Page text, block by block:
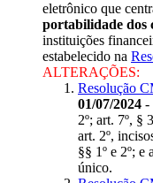
eletrônico que
portabilidade dos
instituições
estabelecido na
ALTERAÇÕES:
Resolução
01/07/2024 -
2º; art. 7º, §
art. 2º,
§§ 1º e 2º;
único.